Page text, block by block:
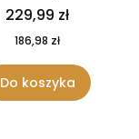
229,99 zł
186,98 zł
Do koszyka